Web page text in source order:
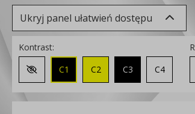
Ukryj panel ułatwień dostępu
Kontrast:
Zmień kontrast na domyślny
C1 C2 C3 C4